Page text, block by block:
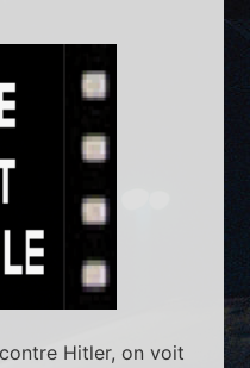
Hitler, on voit